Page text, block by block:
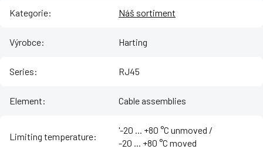
Kategorie: Náš sortiment
Výrobce: Harting
Series: RJ45
Element: Cable assemblies
Limiting temperature:
'-20 ... +80 °C unmoved /
-20 ... +80 °C moved